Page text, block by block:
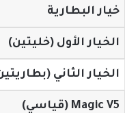
خيار البطارية
الخيار الأول (خليتين)
الخيار الثاني
Magic V5 (قياسي)